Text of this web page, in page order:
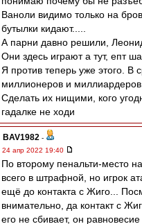
Ваноли видимо только на
бутылки кидают.....
А парни давно решили,
Они здесь играют а тут, епт
Я против теперь уже этого. В
миллионеров и миллиардеров.
Сделать их нищими, кого
гадалке не ходи
BAV1982 -
24 апр 2022 19:40
По второму пенальти-место
всего в штрафной, но игрок
ещё до контакта с Жиго...
внимательно, да контакт с
его не сбивает, он